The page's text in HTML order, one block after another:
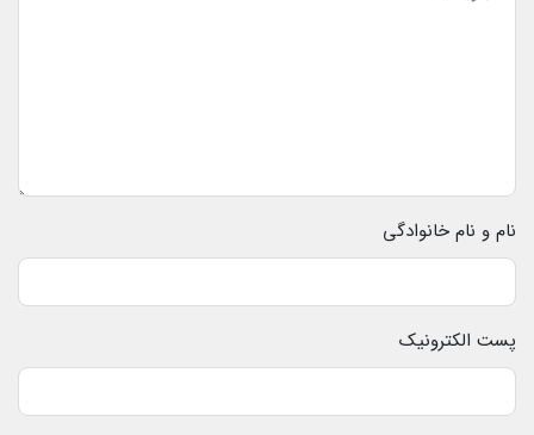
نام و نام خانوادگی
پست الکترونیک